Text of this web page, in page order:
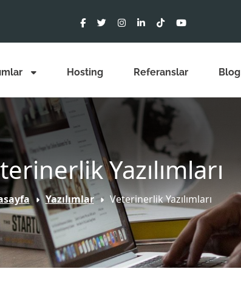
Hosting Referanslar Blog
Yazılımları
Yazılımlar Veterinerlik Yazılımları